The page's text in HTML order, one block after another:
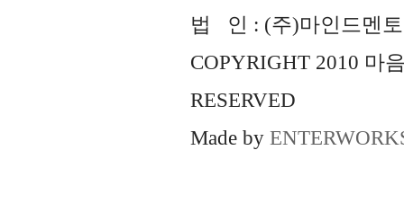
법 인 : (주)마인드멘토
COPYRIGHT 2010 마
RESERVED
Made by